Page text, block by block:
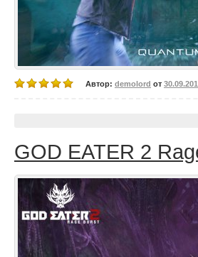
Автор: demolord от
GOD EATER 2